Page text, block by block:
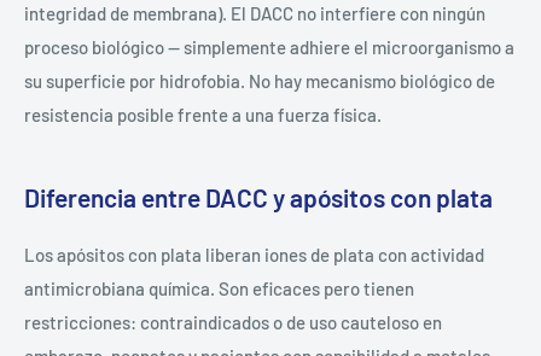
integridad de membrana). El DACC no interfiere con ningún
proceso biológico — simplemente adhiere el microorganismo a
su superficie por hidrofobia. No hay mecanismo biológico de
resistencia posible frente a una fuerza física.
Diferencia entre DACC y apósitos con plata
Los apósitos con plata liberan iones de plata con actividad
antimicrobiana química. Son eficaces pero tienen
restricciones: contraindicados o de uso cauteloso en